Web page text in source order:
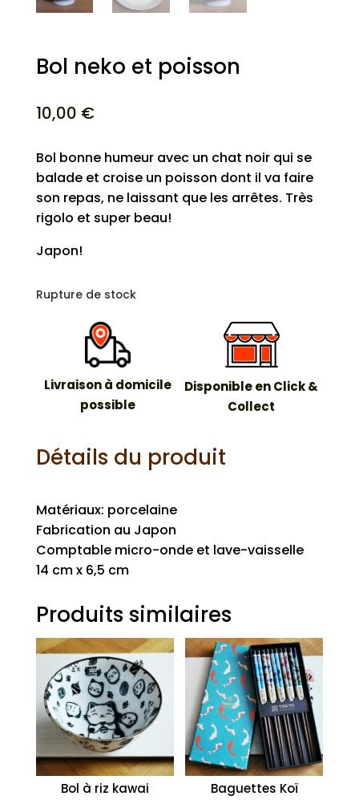
Bol neko et poisson
10,00 €
Bol bonne humeur avec un chat noir qui se
balade et croise un poisson dont il va faire
son repas, ne laissant que les arrêtes. Très
rigolo et super beau!
Japon!
Rupture de stock
Livraison à domicile
possible
Disponible en Click &
Collect
Détails du produit
Matériaux: porcelaine
Fabrication au Japon
Comptable micro-onde et lave-vaisselle
14 cm x 6,5 cm
Produits similaires
Bol à riz kawai Baguettes Koï